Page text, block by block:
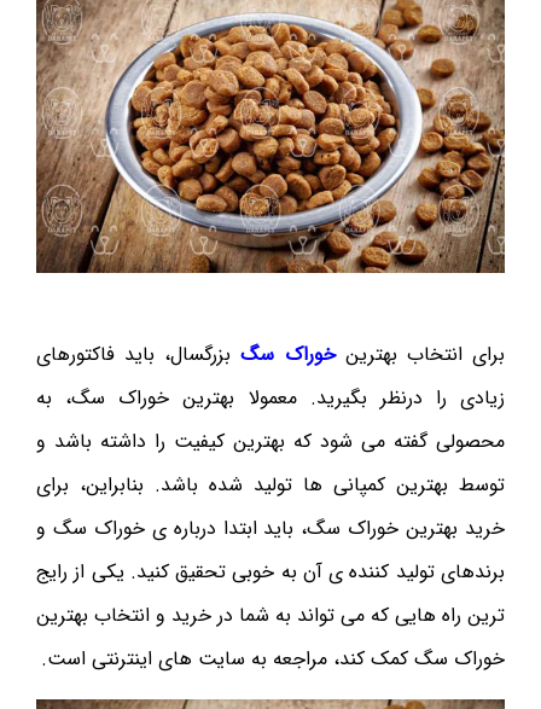
برای انتخاب بهترینخوراک سگبزرگسال، باید فاکتورهای
زیادی را درنظر بگیرید. معمولا بهترین خوراک سگ، به
محصولی گفته می شود که بهترین کیفیت را داشته باشد و
توسط بهترین کمپانی ها تولید شده باشد. بنابراین، برای
خرید بهترین خوراک سگ، باید ابتدا درباره ی خوراک سگ و
برندهای تولید کننده ی آن به خوبی تحقیق کنید. یکی از رایج
ترین راه هایی که می تواند به شما در خرید و انتخاب بهترین
خوراک سگ کمک کند، مراجعه به سایت های اینترنتی است.